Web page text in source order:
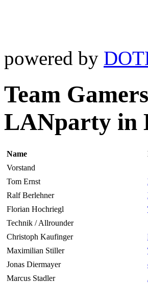
powered by
Team
LANparty in
Name
Vorstand
Tom Ernst
Ralf Berlehner
Florian Hochriegl
Technik / Allrounder
Christoph Kaufinger
Maximilian Stiller
Jonas Diermayer
Marcus Stadler